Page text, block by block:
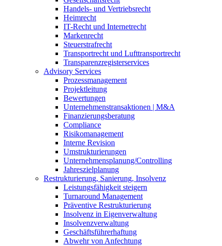
Handels- und Vertriebsrecht
Heimrecht
IT-Recht und Internetrecht
Markenrecht
Steuerstrafrecht
Transportrecht und Lufttransportrecht
Transparenzregisterservices
Advisory Services
Prozessmanagement
Projektleitung
Bewertungen
Unternehmenstransaktionen | M&A
Finanzierungsberatung
Compliance
Risikomanagement
Interne Revision
Umstrukturierungen
Unternehmensplanung/Controlling
Jahreszielplanung
Restrukturierung, Sanierung, Insolvenz
Leistungsfähigkeit steigern
Turnaround Management
Präventive Restrukturierung
Insolvenz in Eigenverwaltung
Insolvenzverwaltung
Geschäftsführerhaftung
Abwehr von Anfechtung